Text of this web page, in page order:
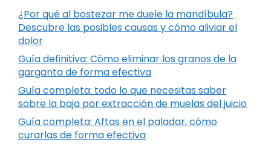
¿Por qué al bostezar me duele la mandíbula?
Descubre las posibles causas y cómo aliviar el
dolor
Guía definitiva: Cómo eliminar los granos de la
garganta de forma efectiva
Guía completa: todo lo que necesitas saber
sobre la baja por extracción de muelas del juicio
Guía completa: Aftas en el paladar, cómo
curarlas de forma efectiva